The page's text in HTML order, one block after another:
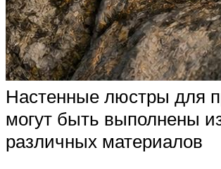
Настенные люстры для
могут быть выполнены
различных материалов